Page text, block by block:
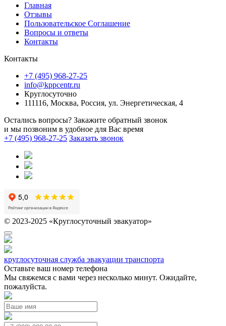
Главная
Отзывы
Пользовательское Соглашение
Вопросы и ответы
Контакты
Контакты
+7 (495) 968-27-25
info@kppcentr.ru
Круглосуточно
111116, Москва, Россия, ул. Энергетическая, 4
Остались вопросы? Закажите обратный звонок
и мы позвоним в удобное для Вас время
+7 (495) 968-27-25 Заказать звонок
© 2023-2025 «Круглосуточный эвакуатор»
круглосуточная служба эвакуации транспорта
Оставьте ваш номер телефона
Мы свяжемся с вами через несколько минут. Ожидайте,
пожалуйста.